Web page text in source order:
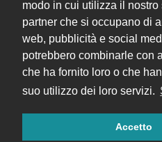
modo in cui utilizza il nostro
partner che si occupano di
web, pubblicità e social
potrebbero combinarle con
che ha fornito loro o che
suo utilizzo dei loro servizi.
Accetto
Rispondi alla